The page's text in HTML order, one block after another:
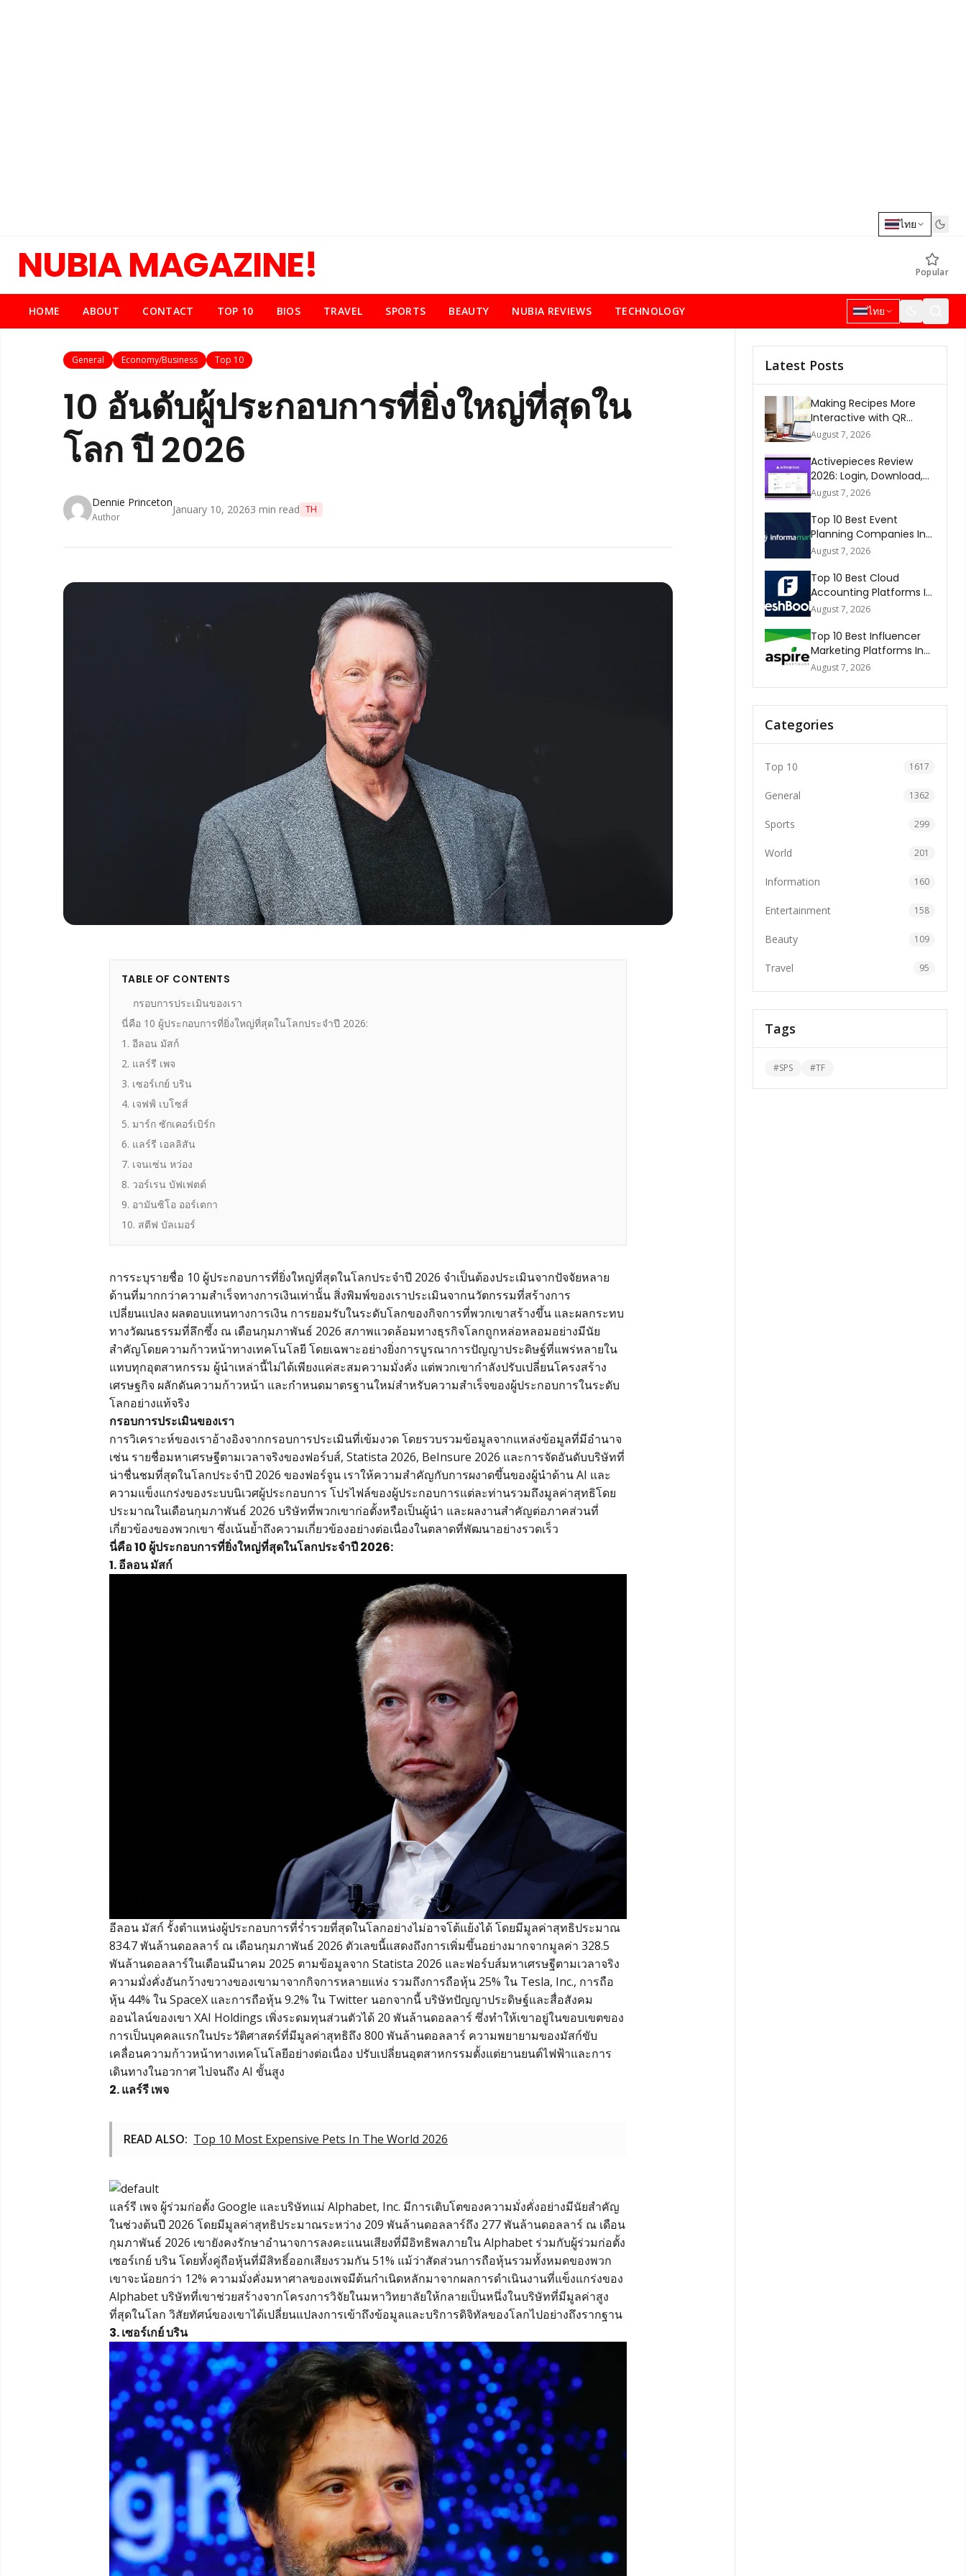
ไทย
NUBIA MAGAZINE! Popular
HOME ABOUT CONTACT TOP 10 BIOS TRAVEL SPORTS BEAUTY NUBIA REVIEWS TECHNOLOGY ไทย
General Economy/Business Top 10
10 อันดับผู้ประกอบการที่ยิ่งใหญ่ที่สุดใน
โลก ปี 2026
Dennie Princeton
Author
January 10, 20263 min read TH
TABLE OF CONTENTS
กรอบการประเมินของเรา
นี่คือ 10 ผู้ประกอบการที่ยิ่งใหญ่ที่สุดในโลกประจำปี 2026:
1. อีลอน มัสก์
2. แลร์รี เพจ
3. เซอร์เกย์ บริน
4. เจฟฟ์ เบโซส์
5. มาร์ก ซักเคอร์เบิร์ก
6. แลร์รี เอลลิสัน
7. เจนเซ่น หว่อง
8. วอร์เรน บัฟเฟตต์
9. อามันซิโอ ออร์เตกา
10. สตีฟ บัลเมอร์
การระบุรายชื่อ 10 ผู้ประกอบการที่ยิ่งใหญ่ที่สุดในโลกประจำปี 2026 จำเป็นต้องประเมินจากปัจจัยหลาย
ด้านที่มากกว่าความสำเร็จทางการเงินเท่านั้น สิ่งพิมพ์ของเราประเมินจากนวัตกรรมที่สร้างการ
เปลี่ยนแปลง ผลตอบแทนทางการเงิน การยอมรับในระดับโลกของกิจการที่พวกเขาสร้างขึ้น และผลกระทบ
ทางวัฒนธรรมที่ลึกซึ้ง ณ เดือนกุมภาพันธ์ 2026 สภาพแวดล้อมทางธุรกิจโลกถูกหล่อหลอมอย่างมีนัย
สำคัญโดยความก้าวหน้าทางเทคโนโลยี โดยเฉพาะอย่างยิ่งการบูรณาการปัญญาประดิษฐ์ที่แพร่หลายใน
แทบทุกอุตสาหกรรม ผู้นำเหล่านี้ไม่ได้เพียงแค่สะสมความมั่งคั่ง แต่พวกเขากำลังปรับเปลี่ยนโครงสร้าง
เศรษฐกิจ ผลักดันความก้าวหน้า และกำหนดมาตรฐานใหม่สำหรับความสำเร็จของผู้ประกอบการในระดับ
โลกอย่างแท้จริง
กรอบการประเมินของเรา
การวิเคราะห์ของเราอ้างอิงจากกรอบการประเมินที่เข้มงวด โดยรวบรวมข้อมูลจากแหล่งข้อมูลที่มีอำนาจ
เช่น รายชื่อมหาเศรษฐีตามเวลาจริงของฟอร์บส์, Statista 2026, BeInsure 2026 และการจัดอันดับบริษัทที่
น่าชื่นชมที่สุดในโลกประจำปี 2026 ของฟอร์จูน เราให้ความสำคัญกับการผงาดขึ้นของผู้นำด้าน AI และ
ความแข็งแกร่งของระบบนิเวศผู้ประกอบการ โปรไฟล์ของผู้ประกอบการแต่ละท่านรวมถึงมูลค่าสุทธิโดย
ประมาณในเดือนกุมภาพันธ์ 2026 บริษัทที่พวกเขาก่อตั้งหรือเป็นผู้นำ และผลงานสำคัญต่อภาคส่วนที่
เกี่ยวข้องของพวกเขา ซึ่งเน้นย้ำถึงความเกี่ยวข้องอย่างต่อเนื่องในตลาดที่พัฒนาอย่างรวดเร็ว
นี่คือ 10 ผู้ประกอบการที่ยิ่งใหญ่ที่สุดในโลกประจำปี 2026:
1. อีลอน มัสก์
อีลอน มัสก์ รั้งตำแหน่งผู้ประกอบการที่ร่ำรวยที่สุดในโลกอย่างไม่อาจโต้แย้งได้ โดยมีมูลค่าสุทธิประมาณ
834.7 พันล้านดอลลาร์ ณ เดือนกุมภาพันธ์ 2026 ตัวเลขนี้แสดงถึงการเพิ่มขึ้นอย่างมากจากมูลค่า 328.5
พันล้านดอลลาร์ในเดือนมีนาคม 2025 ตามข้อมูลจาก Statista 2026 และฟอร์บส์มหาเศรษฐีตามเวลาจริง
ความมั่งคั่งอันกว้างขวางของเขามาจากกิจการหลายแห่ง รวมถึงการถือหุ้น 25% ใน Tesla, Inc., การถือ
หุ้น 44% ใน SpaceX และการถือหุ้น 9.2% ใน Twitter นอกจากนี้ บริษัทปัญญาประดิษฐ์และสื่อสังคม
ออนไลน์ของเขา XAI Holdings เพิ่งระดมทุนส่วนตัวได้ 20 พันล้านดอลลาร์ ซึ่งทำให้เขาอยู่ในขอบเขตของ
การเป็นบุคคลแรกในประวัติศาสตร์ที่มีมูลค่าสุทธิถึง 800 พันล้านดอลลาร์ ความพยายามของมัสก์ขับ
เคลื่อนความก้าวหน้าทางเทคโนโลยีอย่างต่อเนื่อง ปรับเปลี่ยนอุตสาหกรรมตั้งแต่ยานยนต์ไฟฟ้าและการ
เดินทางในอวกาศ ไปจนถึง AI ขั้นสูง
2. แลร์รี เพจ
READ ALSO: Top 10 Most Expensive Pets In The World 2026
แลร์รี เพจ ผู้ร่วมก่อตั้ง Google และบริษัทแม่ Alphabet, Inc. มีการเติบโตของความมั่งคั่งอย่างมีนัยสำคัญ
ในช่วงต้นปี 2026 โดยมีมูลค่าสุทธิประมาณระหว่าง 209 พันล้านดอลลาร์ถึง 277 พันล้านดอลลาร์ ณ เดือน
กุมภาพันธ์ 2026 เขายังคงรักษาอำนาจการลงคะแนนเสียงที่มีอิทธิพลภายใน Alphabet ร่วมกับผู้ร่วมก่อตั้ง
เซอร์เกย์ บริน โดยทั้งคู่ถือหุ้นที่มีสิทธิ์ออกเสียงรวมกัน 51% แม้ว่าสัดส่วนการถือหุ้นรวมทั้งหมดของพวก
เขาจะน้อยกว่า 12% ความมั่งคั่งมหาศาลของเพจมีต้นกำเนิดหลักมาจากผลการดำเนินงานที่แข็งแกร่งของ
Alphabet บริษัทที่เขาช่วยสร้างจากโครงการวิจัยในมหาวิทยาลัยให้กลายเป็นหนึ่งในบริษัทที่มีมูลค่าสูง
ที่สุดในโลก วิสัยทัศน์ของเขาได้เปลี่ยนแปลงการเข้าถึงข้อมูลและบริการดิจิทัลของโลกไปอย่างถึงรากฐาน
3. เซอร์เกย์ บริน
Latest Posts
Making Recipes More
Interactive with QR
Codes
August 7, 2026
Activepieces Review
2026: Login, Download,
AI, Pricing, Automation &
August 7, 2026
Top 10 Best Event
Planning Companies In
The World 2026
August 7, 2026
Top 10 Best Cloud
Accounting Platforms In
The World 2026
August 7, 2026
Top 10 Best Influencer
Marketing Platforms In
The World 2026
August 7, 2026
Categories
Top 10 1617
General 1362
Sports 299
World 201
Information 160
Entertainment 158
Beauty 109
Travel 95
Tags
#SPS #TF